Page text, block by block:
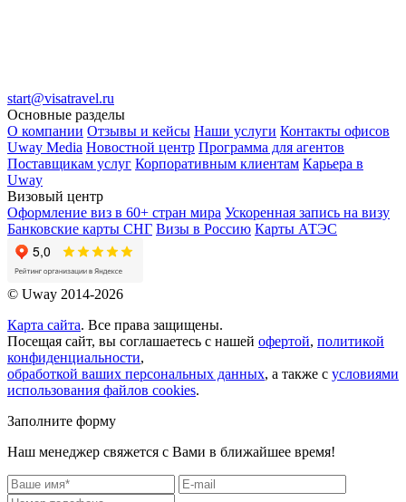
start@visatravel.ru
Основные разделы
О компании Отзывы и кейсы Наши услуги Контакты офисов
Uway Media Новостной центр Программа для агентов
Поставщикам услуг Корпоративным клиентам Карьера в
Uway
Визовый центр
Оформление виз в 60+ стран мира Ускоренная запись на визу
Банковские карты СНГ Визы в Россию Карты АТЭС
© Uway 2014-2026
Карта сайта. Все права защищены.
Посещая сайт, вы соглашаетесь с нашей офертой, политикой
конфиденциальности,
обработкой ваших персональных данных, а также с условиями
использования файлов cookies.
Заполните форму
Наш менеджер свяжется с Вами в ближайшее время!